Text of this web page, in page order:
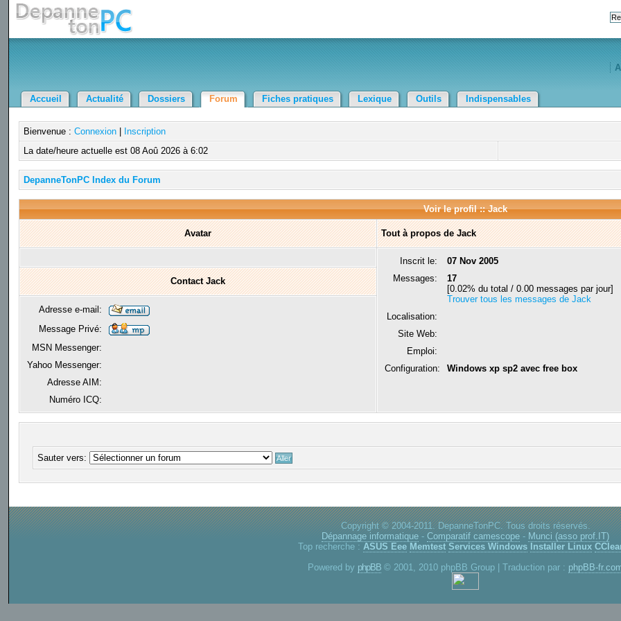
Accueil Actualité Dossiers Forum Fiches pratiques Lexique Outils Indispensables
Bienvenue : Connexion|
Inscription
La date/heure actuelle est 08 Aoû 2026 à 6:02
DepanneTonPC Index du Forum
Voir le profil :: Jack
Avatar Tout à propos de Jack
Inscrit le:
07 Nov 2005
Messages:
17
[0.02% du total / 0.00 messages par jour]
Trouver tous les messages de Jack
Localisation:
Site Web:
Emploi:
Configuration:
Windows xp sp2 avec free box
Contact Jack
Adresse e-mail:
Message Privé:
MSN Messenger:
Yahoo Messenger:
Adresse AIM:
Numéro ICQ:
Sauter vers:
Copyright © 2004-2011. DepanneTonPC. Tous droits réservés.
Dépannage informatique -Comparatif camescope - Munci (asso prof.IT)
Top recherche : ASUS Eee Memtest Services Windows Installer Linux
Powered by phpBB © 2001, 2010 phpBB Group | Traduction par : phpBB-